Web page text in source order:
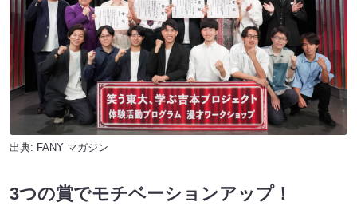
出典: FANY マガジン
3つの賞でモチベーションアップ！